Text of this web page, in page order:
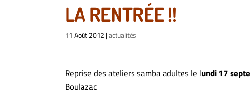
LA RENTRÉE !!
11 Août 2012 |actualités
Reprise des ateliers samba adultes le lundi 17
Boulazac